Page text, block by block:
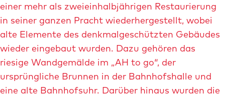
einer mehr als zweieinhalbjährigen Restaurierung
in seiner ganzen Pracht wiederhergestellt, wobei
alte Elemente des denkmalgeschützten Gebäudes
wieder eingebaut wurden. Dazu gehören das
riesige Wandgemälde im „AH to go“, der
ursprüngliche Brunnen in der Bahnhofshalle und
eine alte Bahnhofsuhr. Darüber hinaus wurden die